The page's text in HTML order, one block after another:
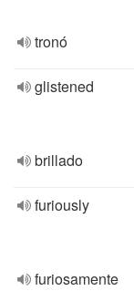
tronó
glistened
brillado
furiously
furiosamente